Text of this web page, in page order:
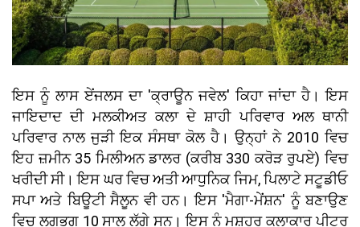
ਇਸ ਨੂੰ ਲਾਸ ਏਂਜਲਸ ਦਾ 'ਕ੍ਰਾਊਨ ਜਵੇਲ' ਕਿਹਾ ਜਾਂਦਾ ਹੈ। ਇਸ
ਜਾਇਦਾਦ ਦੀ ਮਲਕੀਅਤ ਕਲਾ ਦੇ ਸ਼ਾਹੀ ਪਰਿਵਾਰ ਅਲ ਥਾਨੀ
ਪਰਿਵਾਰ ਨਾਲ ਜੁੜੀ ਇਕ ਸੰਸਥਾ ਕੋਲ ਹੈ। ਉਨ੍ਹਾਂ ਨੇ 2010 ਵਿਚ
ਇਹ ਜ਼ਮੀਨ 35 ਮਿਲੀਅਨ ਡਾਲਰ (ਕਰੀਬ 330 ਕਰੋੜ ਰੁਪਏ) ਵਿਚ
ਖਰੀਦੀ ਸੀ। ਇਸ ਘਰ ਵਿਚ ਅਤੀ ਆਧੁਨਿਕ ਜਿਮ, ਪਿਲਾਟੇ ਸਟੂਡੀਓ
ਸਪਾ ਅਤੇ ਬਿਊਟੀ ਸੈਲੂਨ ਵੀ ਹਨ। ਇਸ 'ਮੈਗਾ-ਮੇਂਸ਼ਨ' ਨੂੰ ਬਣਾਉਣ
ਵਿਚ ਲਗਭਗ 10 ਸਾਲ ਲੱਗੇ ਸਨ। ਇਸ ਨੂੰ ਮਸ਼ਹੂਰ ਕਲਾਕਾਰ ਪੀਟਰ